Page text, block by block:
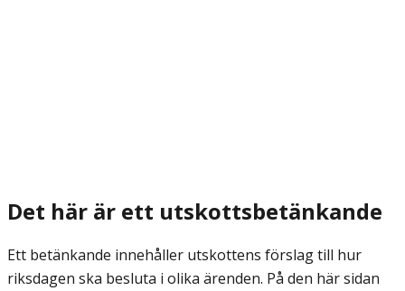
Det här är ett utskottsbetänkande
Ett betänkande innehåller utskottens förslag till hur
riksdagen ska besluta i olika ärenden. På den här sidan